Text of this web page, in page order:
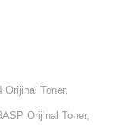
Orijinal Toner,
Orijinal Toner,